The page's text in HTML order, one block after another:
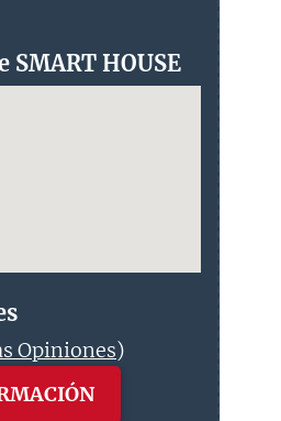
SMART HOUSE
Opiniones)